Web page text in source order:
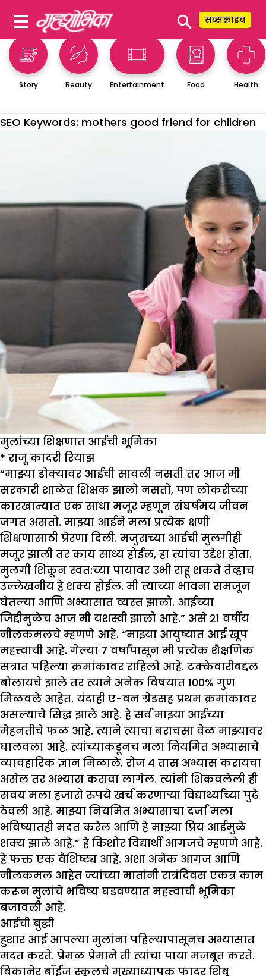
⚲ सब्सक्राइब
Story Beauty Entertainment Food Health
SEO Keywords: mothers good friend for children
मुलांच्या शिक्षणात आईची भूमिका
* राजू कादरी रियाझ
“माझ्या डोक्यावर आईची सावली नसती तर आज मी
सरकारी शाळेत शिक्षक झालो नसतो, पण लोकरीच्या
कारखान्यात एक साधा मजूर म्हणून संघर्षमय जीवन
जगत असतो. माझ्या आईने मला प्रत्येक क्षणी
शिक्षणासाठी प्रेरणा दिली. मजुराच्या आईची मुलगीही
मजूर झाली तर काय साध्य होईल, हा त्यांचा उद्देश होता.
मुलगी शिकून स्वत:च्या पायावर उभी राहू शकते तेव्हाच
उल्लेखनीय हे शक्य होईल. मी त्याच्या भावना समजून
घेतल्या आणि अभ्यासात व्यस्त झालो. आईच्या
जिद्दीमुळेच आज मी यशस्वी झालो आहे.” असे २१ वर्षीय
नीलकमलचे म्हणणे आहे. “माझ्या आयुष्यात आई खूप
महत्त्वाची आहे. गेल्या 7 वर्षांपासून मी प्रत्येक शैक्षणिक
सत्रात पहिल्या क्रमांकावर राहिलो आहे. टक्केवारीबद्दल
बोलायचे झाले तर त्याने अनेक विषयात 100% गुण
मिळवले आहेत. यंदाही ए-वन ग्रेडसह प्रथम क्रमांकावर
असल्याचे सिद्ध झाले आहे. हे सर्व माझ्या आईच्या
मेहनतीचे फळ आहे. त्याने त्याचा बराचसा वेळ माझ्यावर
घालवला आहे. त्यांच्याकडूनच मला नियमित अभ्यासाचे
व्यावहारिक ज्ञान मिळाले. रोज ४ तास अभ्यास करायचा
असेल तर अभ्यास करावा लागेल. त्यांनी शिकवलेली ही
सवय मला हजारो रुपये खर्च करणाऱ्या विद्यार्थ्यांच्या पुढे
ठेवली आहे. माझ्या नियमित अभ्यासाचा दर्जा मला
भविष्यातही मदत करेल आणि हे माझ्या प्रिय आईमुळे
शक्य झाले आहे.” हे किशोर विद्यार्थी आगजचे म्हणणे आहे.
हे फक्त एक वैशिष्ट्य आहे. अशा अनेक आगज आणि
नीलकमल आहेत ज्यांच्या मातांनी रात्रंदिवस एकत्र काम
करून मुलांचे भविष्य घडवण्यात महत्त्वाची भूमिका
बजावली आहे.
आईची बुद्धी
हुशार आई आपल्या मुलांना पहिल्यापासूनच अभ्यासात
मदत करते. प्रेमळ प्रेमाने ती त्यांचा पाया मजबूत करते.
बिकानेर बॉईज स्कूलचे मुख्याध्यापक फादर शिबू